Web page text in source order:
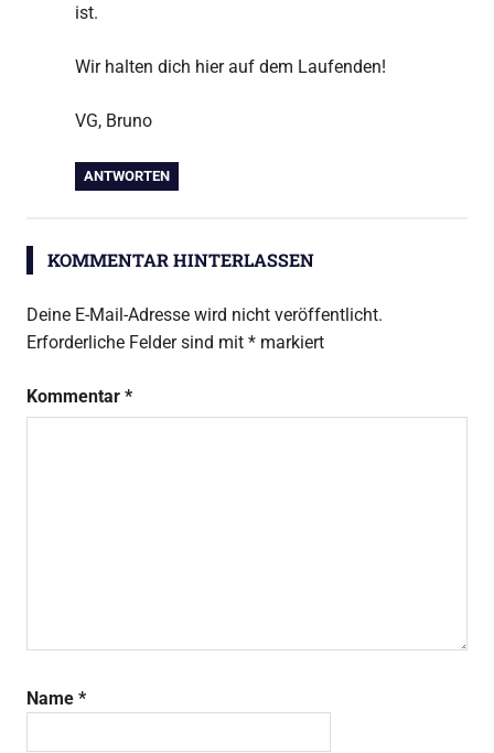
ist.
Wir halten dich hier auf dem Laufenden!
VG, Bruno
ANTWORTEN
KOMMENTAR HINTERLASSEN
Deine E-Mail-Adresse wird nicht veröffentlicht.
Erforderliche Felder sind mit * markiert
Kommentar *
Name *